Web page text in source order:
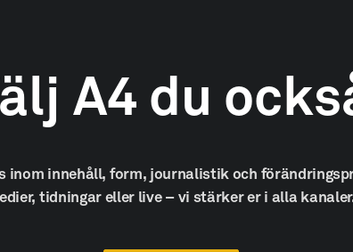
A4 du
inom innehåll, form, journalistik och
tidningar eller live – vi stärker er i alla